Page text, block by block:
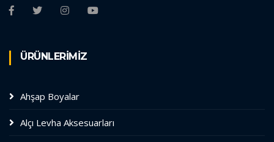
ÜRÜNLERİMİZ
Ahşap Boyalar
Alçı Levha Aksesuarları